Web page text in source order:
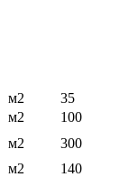
м2
35
м2
100
м2
300
м2
140